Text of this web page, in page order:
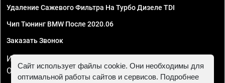
Удаление Сажевого Фильтра На Турбо Дизеле TDI
Чип Тюнинг BMW После 2020.06
Заказать Звонок
ИП Смирнов Георгий Павлович. ИНН 781302555843,
ОГРНИП 324470400032610
Сайт использует файлы cookie. Они необходимы для
оптимальной работы сайтов и сервисов. Подробнее